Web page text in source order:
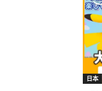
日本